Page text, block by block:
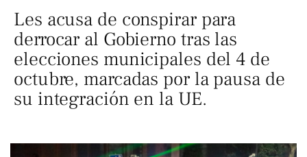
Les acusa de conspirar para
derrocar al Gobierno tras las
elecciones municipales del 4 de
octubre, marcadas por la pausa de
su integración en la UE.